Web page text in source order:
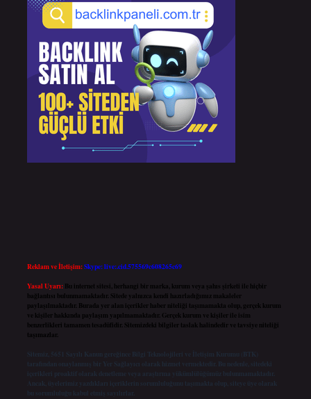
Reklam ve İletişim:Skype: live:.cid.575569c608265c69
Yasal Uyarı: Bu internet sitesi, herhangi bir marka, kurum veya şahıs şirketi ile hiçbir
bağlantısı bulunmamaktadır. Sitede yalnızca kendi hazırladığımız makaleler
paylaşılmaktadır. Burada yer alan içerikler haber niteliği taşımamakta olup, gerçek kurum
ve kişiler hakkında paylaşım yapılmamaktadır. Gerçek kurum ve kişiler ile isim
benzerlikleri tamamen tesadüfidir. Sitemizdeki bilgiler taslak halindedir ve tavsiye niteliği
taşımazlar.
Sitemiz, 5651 Sayılı Kanun gereğince Bilgi Teknolojileri ve İletişim Kurumu (BTK)
tarafından onaylanmış bir Yer Sağlayıcı olarak hizmet vermektedir. Bu nedenle, sitedeki
içerikleri proaktif olarak denetleme veya araştırma yükümlülüğümüz bulunmamaktadır.
Ancak, üyelerimiz yazdıkları içeriklerin sorumluluğunu taşımakta olup, siteye üye olarak
bu sorumluluğu kabul etmiş sayılırlar.